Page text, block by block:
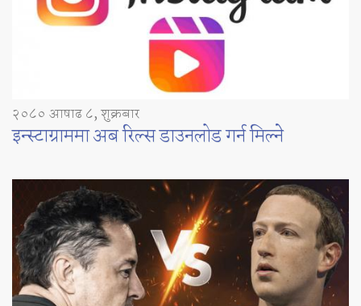
२०८० आषाढ ८, शुक्रबार
इन्स्टाग्राममा अब रिल्स डाउनलोड गर्न मिल्ने